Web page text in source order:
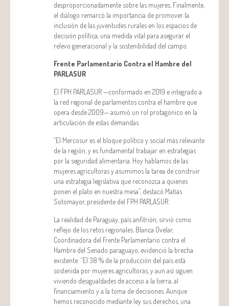
desproporcionadamente sobre las mujeres. Finalmente,
el diálogo remarcó la importancia de promover la
inclusión de las juventudes rurales en los espacios de
decisión política, una medida vital para asegurar el
relevo generacional y la sostenibilidad del campo.
Frente Parlamentario Contra el Hambre del
PARLASUR
El FPH PARLASUR —conformado en 2019 e integrado a
la red regional de parlamentos contra el hambre que
opera desde 2009— asumió un rol protagónico en la
articulación de estas demandas.
“El Mercosur es el bloque político y social más relevante
de la región, y es fundamental trabajar en estrategias
por la seguridad alimentaria. Hoy hablamos de las
mujeres agricultoras y asumimos la tarea de construir
una estrategia legislativa que reconozca a quienes
ponen el plato en nuestra mesa”, destacó Matías
Sotomayor, presidente del FPH PARLASUR.
La realidad de Paraguay, país anfitrión, sirvió como
reflejo de los retos regionales. Blanca Ovelar,
Coordinadora del Frente Parlamentario contra el
Hambre del Senado paraguayo, evidenció la brecha
existente: “El 38 % de la producción del país está
sostenida por mujeres agricultoras, y aun así siguen
viviendo desigualdades de acceso a la tierra, al
financiamiento y a la toma de decisiones. Aunque
hemos reconocido mediante ley sus derechos, una